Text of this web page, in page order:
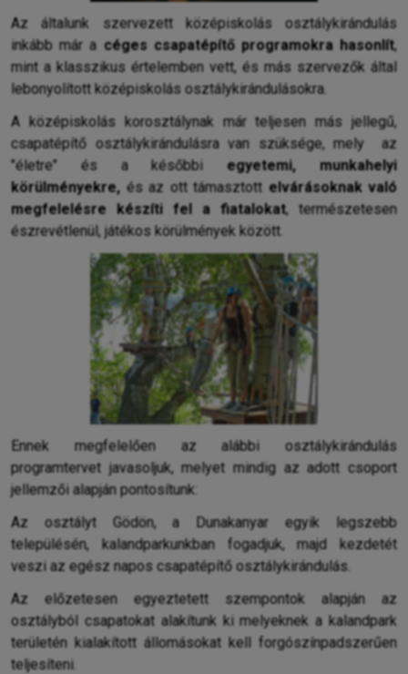
Az általunk szervezett középiskolás osztálykirándulás
inkább már a céges csapatépítő programokra hasonlít,
mint a klasszikus értelemben vett, és más szervezők által
lebonyolított középiskolás osztálykirándulásokra.
A középiskolás korosztálynak már teljesen más jellegű,
csapatépítő osztálykirándulásra van szüksége, mely az
"életre" és a későbbiegyetemi, munkahelyi
körülményekre, és az ott támasztott elvárásoknak való
megfelelésre készíti fel a fiatalokat, természetesen
észrevétlenül, játékos körülmények között.
Ennek megfelelően az alábbi osztálykirándulás
programtervet javasoljuk, melyet mindig az adott csoport
jellemzői alapján pontosítunk:
Az osztályt Gödön, a Dunakanyar egyik legszebb
településén, kalandparkunkban fogadjuk, majd kezdetét
veszi az egész napos csapatépítő osztálykirándulás.
Az előzetesen egyeztetett szempontok alapján az
osztályból csapatokat alakítunk ki melyeknek a kalandpark
területén kialakított állomásokat kell forgószínpadszerűen
teljesíteni.